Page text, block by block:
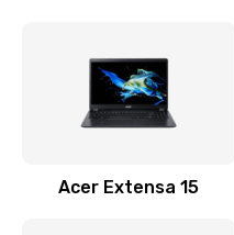
Замена
Acer Extensa 15